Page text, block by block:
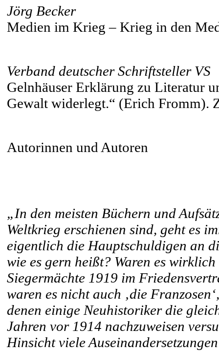
Jörg Becker
Medien im Krieg – Krieg in den
Verband deutscher Schriftsteller VS
Gelnhäuser Erklärung zu Literatur
Gewalt widerlegt.“ (Erich Fromm).
Autorinnen und Autoren
„In den meisten Büchern und
Weltkrieg erschienen sind, geht es
eigentlich die Hauptschuldigen an
wie es gern heißt? Waren es
Siegermächte 1919 im
waren es nicht auch ‚die
denen einige Neuhistoriker die
Jahren vor 1914 nachzuweisen
Hinsicht viele